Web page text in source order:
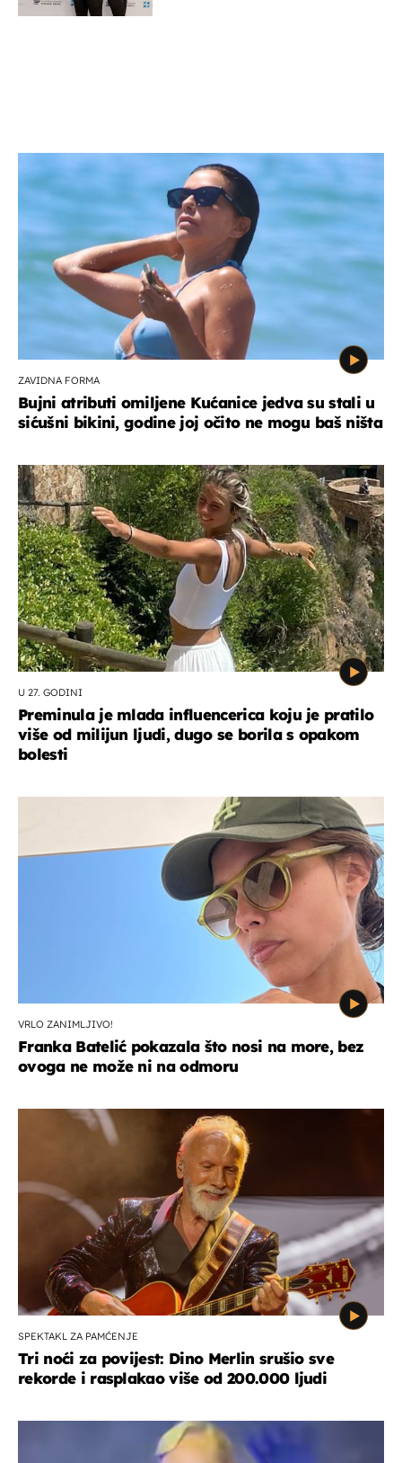
ZAVIDNA FORMA
Bujni atributi omiljene Kućanice jedva su stali u
sićušni bikini, godine joj očito ne mogu baš ništa
U 27. GODINI
Preminula je mlada influencerica koju je pratilo
više od milijun ljudi, dugo se borila s opakom
bolesti
VRLO ZANIMLJIVO!
Franka Batelić pokazala što nosi na more, bez
ovoga ne može ni na odmoru
SPEKTAKL ZA PAMĆENJE
Tri noći za povijest: Dino Merlin srušio sve
rekorde i rasplakao više od 200.000 ljudi